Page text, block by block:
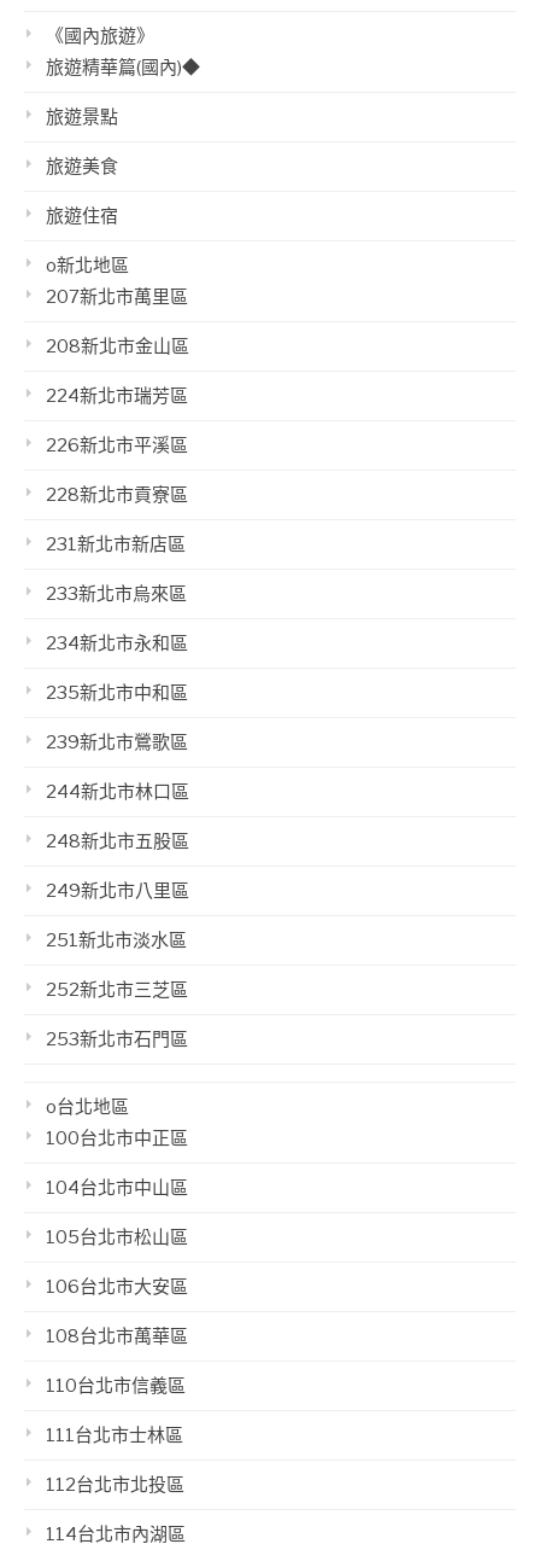
《國內旅遊》
旅遊精華篇(國內)◆
旅遊景點
旅遊美食
旅遊住宿
o新北地區
207新北市萬里區
208新北市金山區
224新北市瑞芳區
226新北市平溪區
228新北市貢寮區
231新北市新店區
233新北市烏來區
234新北市永和區
235新北市中和區
239新北市鶯歌區
244新北市林口區
248新北市五股區
249新北市八里區
251新北市淡水區
252新北市三芝區
253新北市石門區
o台北地區
100台北市中正區
104台北市中山區
105台北市松山區
106台北市大安區
108台北市萬華區
110台北市信義區
111台北市士林區
112台北市北投區
114台北市內湖區